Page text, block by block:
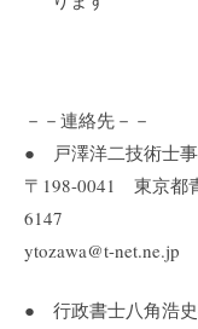
－－連絡先－－
● 戸澤洋二技術士
〒198-0041 東京
6147
ytozawa@t-net.ne.jp
● 行政書士八角浩